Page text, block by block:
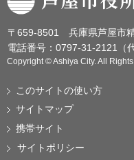
〒659-8501 兵庫県芦屋市
電話番号：0797-31-2121（代
Copyright © Ashiya City. All Rights
このサイトの使い方
サイトマップ
携帯サイト
サイトポリシー